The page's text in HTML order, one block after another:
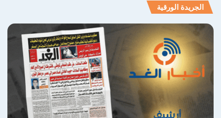
الجريدة الورقية